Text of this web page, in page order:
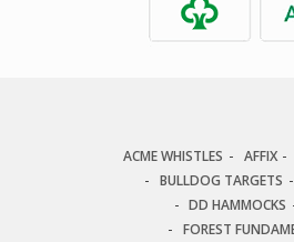
ACME WHISTLES AFFIX
BULLDOG TARGETS
DD HAMMOCKS
FOREST